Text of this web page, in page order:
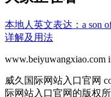
本地人英文表达：a son
详解及用法
www.beiyuwangxiao.com
威久国际网站入口官网
际网站入口官网的版权